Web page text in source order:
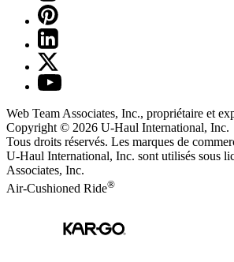
Web Team Associates, Inc., propriétaire et
Copyright © 2026 U-Haul International, Inc.
Tous droits réservés. Les marques de
U-Haul International, Inc. sont utilisés sous
Associates, Inc.
Air-Cushioned Ride®